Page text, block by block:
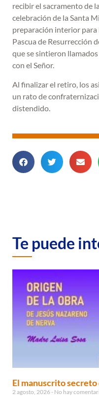
recibir el sacramento de
celebración de la Santa
preparación interior para
Pascua de Resurrección
que se sintieron
con el Señor.
Al finalizar el retiro, los
un rato de
distendido.
Te puede
El manuscrito secreto
2 agosto, 2026 No hay